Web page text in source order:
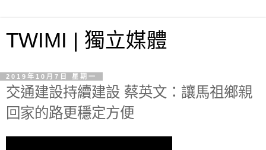
TWIMI | 獨立媒體
2019年10月7日 星期一
交通建設持續建設 蔡英文：讓馬祖鄉親
回家的路更穩定方便